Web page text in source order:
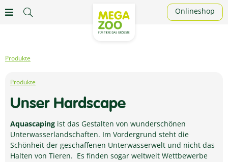
Onlineshop
Produkte
Produkte
Unser Hardscape
Aquascaping ist das Gestalten von wunderschönen
Unterwasserlandschaften. Im Vordergrund steht die
Schönheit der geschaffenen Unterwasserwelt und nicht das
Halten von Tieren. Es finden sogar weltweit Wettbewerbe